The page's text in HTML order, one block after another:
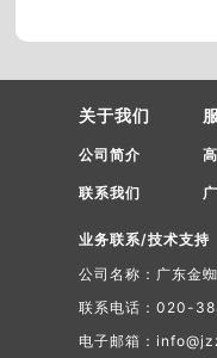
关于我们
公司简介
联系我们
业务联系/技术支持
公司名称：广东金
联系电话：020-
电子邮箱：